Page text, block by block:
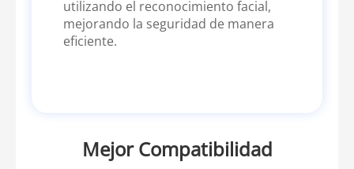
utilizando el reconocimiento facial,
mejorando la seguridad de manera
eficiente.
Mejor Compatibilidad